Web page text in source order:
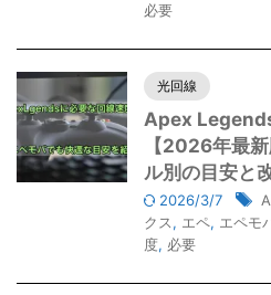
必要
光回線
Apex
【2026年最
ル別の目安と
2026/3/7
クス, エペ, エペモ
度, 必要